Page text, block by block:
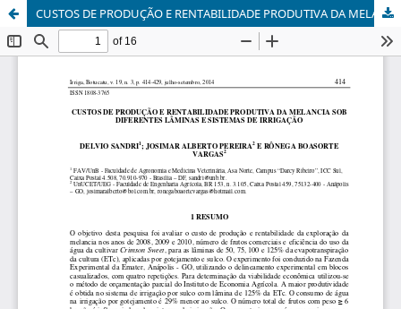
CUSTOS DE PRODUÇÃO E RENTABILIDADE PRODUTIVA DA MELANCIA SOB DIFERENTES LÂMINAS E SISTEMAS DE IRRIGAÇÃO